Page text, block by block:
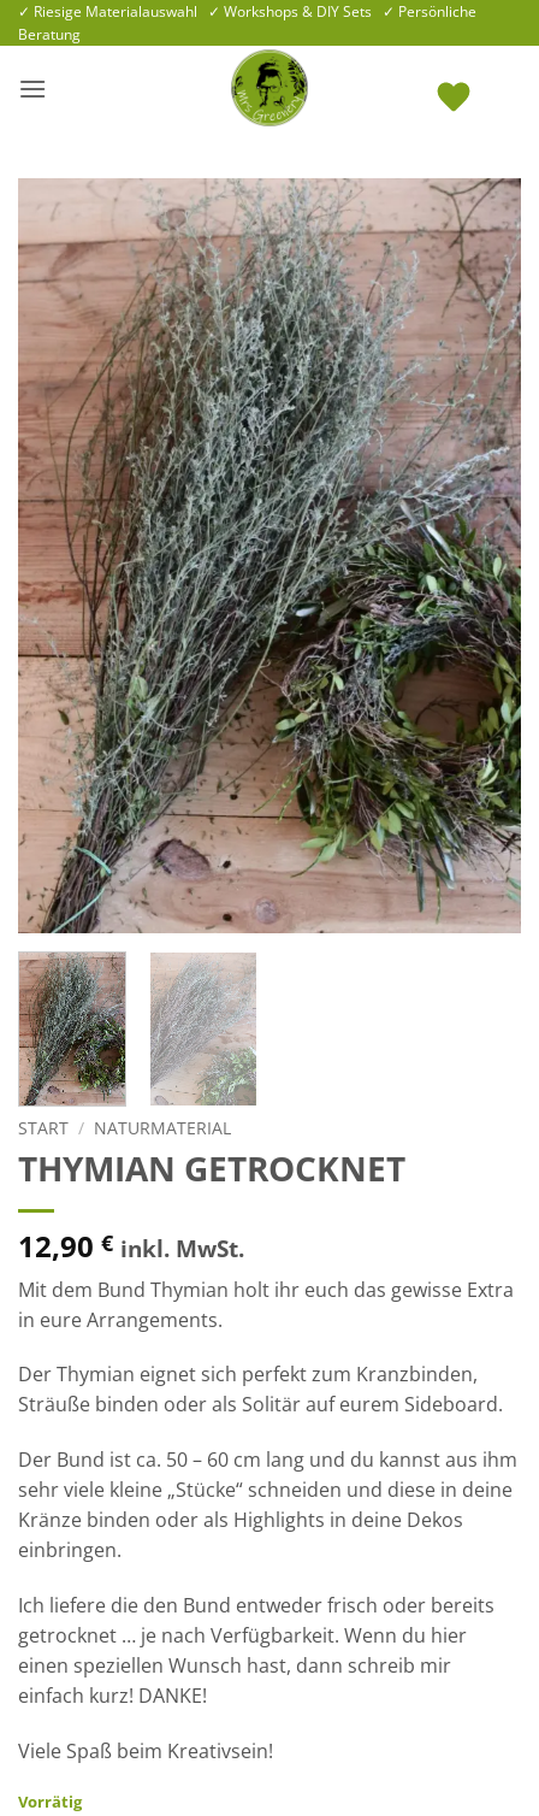
Zum
Inhalt
✓ Riesige Materialauswahl ✓ Workshops & DIY Sets ✓ Persönliche
Beratung
START / NATURMATERIAL
THYMIAN GETROCKNET
12,90 € inkl. MwSt.
Mit dem Bund Thymian holt ihr euch das gewisse Extra
in eure Arrangements.
Der Thymian eignet sich perfekt zum Kranzbinden,
Sträuße binden oder als Solitär auf eurem Sideboard.
Der Bund ist ca. 50 – 60 cm lang und du kannst aus ihm
sehr viele kleine „Stücke“ schneiden und diese in deine
Kränze binden oder als Highlights in deine Dekos
einbringen.
Ich liefere die den Bund entweder frisch oder bereits
getrocknet … je nach Verfügbarkeit. Wenn du hier
einen speziellen Wunsch hast, dann schreib mir
einfach kurz! DANKE!
Viele Spaß beim Kreativsein!
Vorrätig